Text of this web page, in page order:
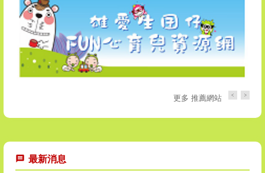
更多 推薦網站
至:
愛
最新消息